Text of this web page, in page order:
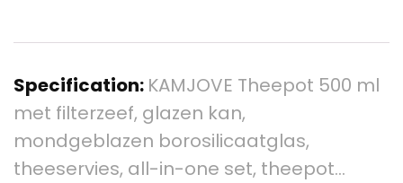
Specification: KAMJOVE Theepot 500 ml
met filterzeef, glazen kan,
mondgeblazen borosilicaatglas,
theeservies, all-in-one set, theepot…